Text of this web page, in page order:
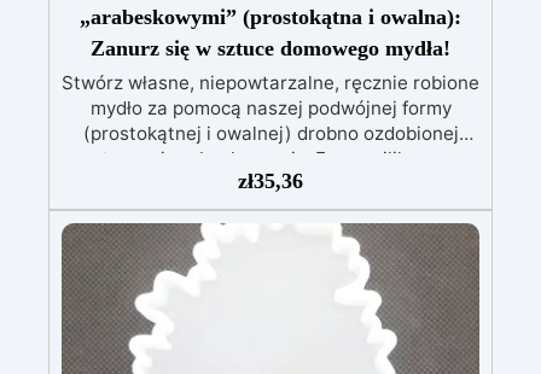
„arabeskowymi” (prostokątna i owalna):
Zanurz się w sztuce domowego mydła!
Stwórz własne, niepowtarzalne, ręcznie robione
mydło za pomocą naszej podwójnej formy
(prostokątnej i owalnej) drobno ozdobionej
motywami arabeskowymi. Formy silikonowe
ARTSOAP do domowych mydeł to idealne
uzupełnienie, aby rozpocząć swoją podróż do
świata mydeł DIY. Te formy do mydła, wykonane
z wysokiej jakości materiałów, umożliwiają
tworzenie unikalnych i spersonalizowanych
mydeł, które odzwierciedlają Twój osobisty
gust. Odkryj urok naszej foremki z
arabeskowym wzorem, za pomocą jednej
zł35,36